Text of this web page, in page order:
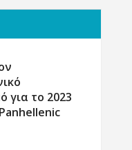
για το 2023